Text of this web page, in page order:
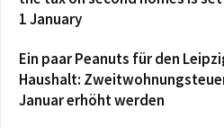
1 January
Ein paar Peanuts für den
Haushalt:
Januar erhöht werden